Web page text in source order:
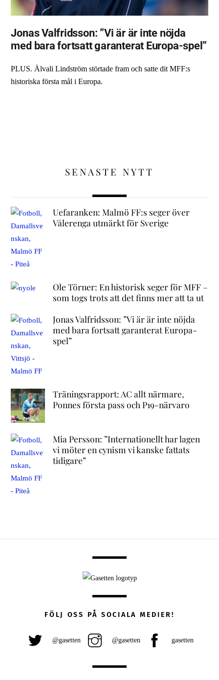
Jonas Valfridsson: ”Vi är är inte nöjda
med bara fortsatt garanterat Europa-spel”
PLUS. Älvali Lindström störtade fram och satte dit MFF:s
historiska första mål i Europa.
SENASTE NYTT
Uefaranken: Malmö FF:s seger över
Vålerenga utmärkt för Sverige
Ole Törner: En historisk seger för MFF –
som togs trots att det finns mer att ta ut
Jonas Valfridsson: ”Vi är är inte nöjda
med bara fortsatt garanterat Europa-
spel”
Träningsrapport: AC allt närmare,
Ponnes första pass och P19-närvaro
Mia Persson: ”Internationellt har lagen
vi möter en cynism vi kanske fattats
tidigare”
FÖLJ OSS PÅ SOCIALA MEDIER!
@gasetten @gasetten gasetten